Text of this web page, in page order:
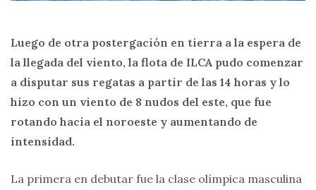
Luego de otra postergación en tierra a la espera de
la llegada del viento, la flota de ILCA pudo comenzar
a disputar sus regatas a partir de las 14 horas y lo
hizo con un viento de 8 nudos del este, que fue
rotando hacia el noroeste y aumentando de
intensidad.
La primera en debutar fue la clase olímpica masculina